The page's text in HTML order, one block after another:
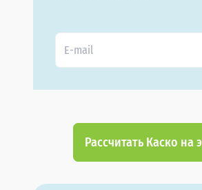
Рассчитать Каско на